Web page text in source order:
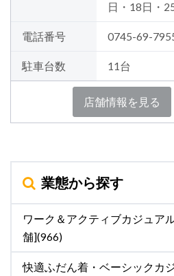
日・18日・
電話番号 0745-69-
駐車台数 11台
店舗情報を見る
業態から探す
ワーク＆アクティブカジュア
舗](966)
快適ふだん着・ベーシックカ